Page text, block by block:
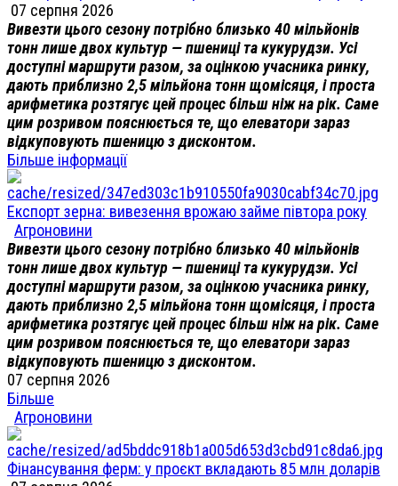
07 серпня 2026
Вивезти цього сезону потрібно близько 40 мільйонів
тонн лише двох культур — пшениці та кукурудзи. Усі
доступні маршрути разом, за оцінкою учасника ринку,
дають приблизно 2,5 мільйона тонн щомісяця, і проста
арифметика розтягує цей процес більш ніж на рік. Саме
цим розривом пояснюється те, що елеватори зараз
відкуповують пшеницю з дисконтом.
Більше інформації
Експорт зерна: вивезення врожаю займе півтора року
Агроновини
Вивезти цього сезону потрібно близько 40 мільйонів
тонн лише двох культур — пшениці та кукурудзи. Усі
доступні маршрути разом, за оцінкою учасника ринку,
дають приблизно 2,5 мільйона тонн щомісяця, і проста
арифметика розтягує цей процес більш ніж на рік. Саме
цим розривом пояснюється те, що елеватори зараз
відкуповують пшеницю з дисконтом.
07 серпня 2026
Більше
Агроновини
Фінансування ферм: у проєкт вкладають 85 млн доларів